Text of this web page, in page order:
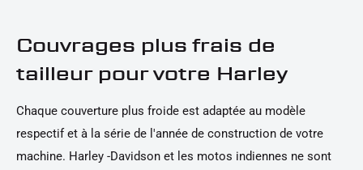
Couvrages plus frais de
tailleur pour votre Harley
Chaque couverture plus froide est adaptée au modèle
respectif et à la série de l'année de construction de votre
machine. Harley -Davidson et les motos indiennes ne sont